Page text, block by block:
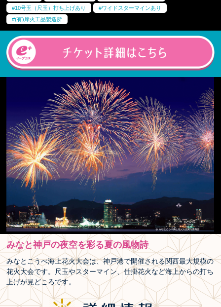
10号玉（尺玉）打ち上げあり
ワイドスターマインあり
(有)岸火工品製造所
みなと神戸の夜空を彩る夏の風物詩
みなとこうべ海上花火大会は、神戸港で開催される関西最大規模の
花火大会です。尺玉やスターマイン、仕掛花火など海上からの打ち
上げが見どころです。